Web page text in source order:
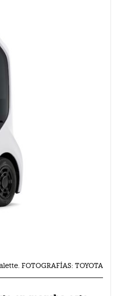
FOTOGRAFÍAS: TOYOTA